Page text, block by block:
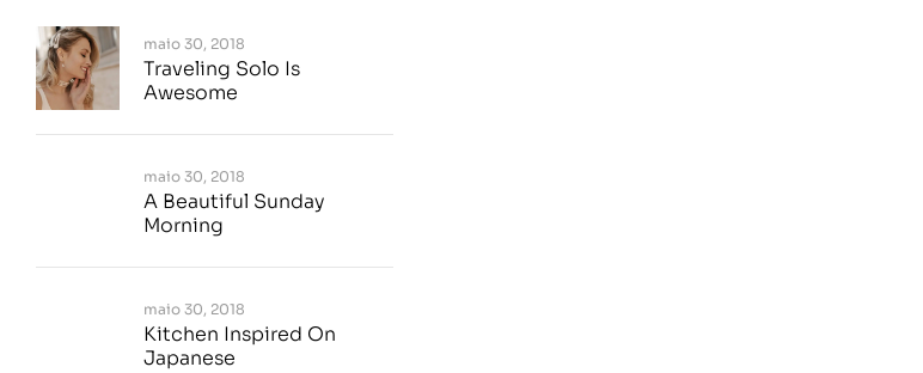
maio 30, 2018
Traveling Solo Is
Awesome
maio 30, 2018
A Beautiful Sunday
Morning
maio 30, 2018
Kitchen Inspired On
Japanese